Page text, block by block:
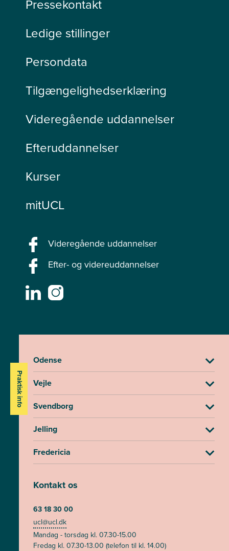
Pressekontakt
Ledige stillinger
Persondata
Tilgængelighedserklæring
Videregående uddannelser
Efteruddannelser
Kurser
mitUCL
Videregående uddannelser
Efter- og videreuddannelser
Praktisk info
Odense
Vejle
Svendborg
Jelling
Fredericia
Kontakt os
63 18 30 00
ucl@ucl.dk
Mandag - torsdag kl. 07.30-15.00
Fredag kl. 07.30-13.00 (telefon til kl. 14.00)